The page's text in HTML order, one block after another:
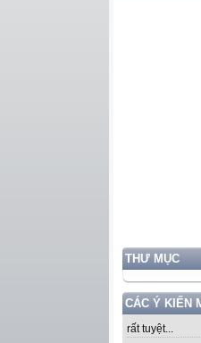
THƯ MỤC
CÁC Ý KIẾN
rất tuyệt...